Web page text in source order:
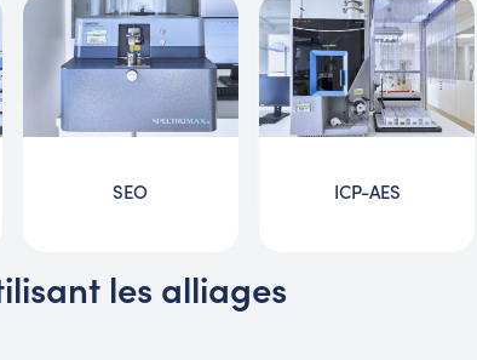
SEO ICP-AES
les alliages